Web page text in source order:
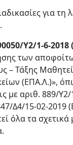
για τη
Υ2/1-6-2018
των
– Τάξης
(ΕΠΑ.Λ.)»,
με αριθ. 889/
Δ4/15-02-2019
όλα τα σχετικά